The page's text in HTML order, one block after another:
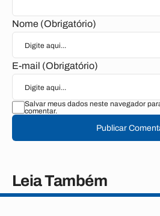
Nome (Obrigatório)
E-mail (Obrigatório)
Salvar meus dados neste navegador
comentar.
Publicar
Leia Também